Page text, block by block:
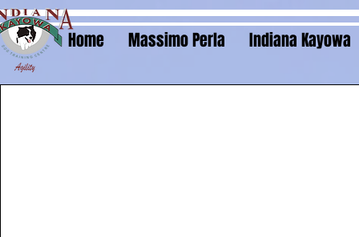
Home Massimo Perla Indiana Kayowa